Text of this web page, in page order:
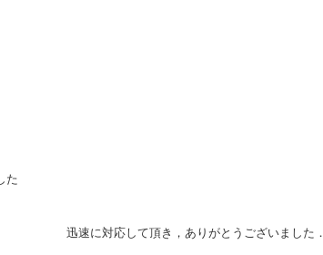
た
迅速に対応して頂き，ありがとうございました．